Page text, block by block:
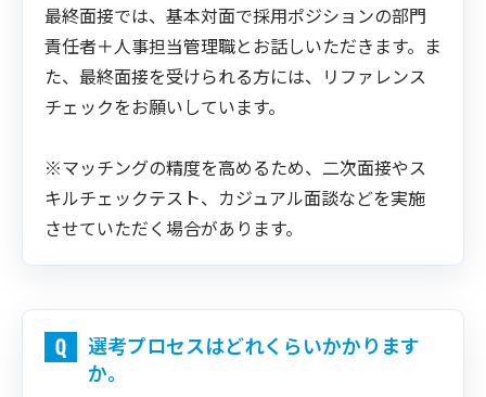
最終面接では、基本対面で採用ポジションの部門
責任者＋人事担当管理職とお話しいただきます。ま
た、最終面接を受けられる方には、リファレンス
チェックをお願いしています。
※マッチングの精度を高めるため、二次面接やス
キルチェックテスト、カジュアル面談などを実施
させていただく場合があります。
選考プロセスはどれくらいかかります
か。